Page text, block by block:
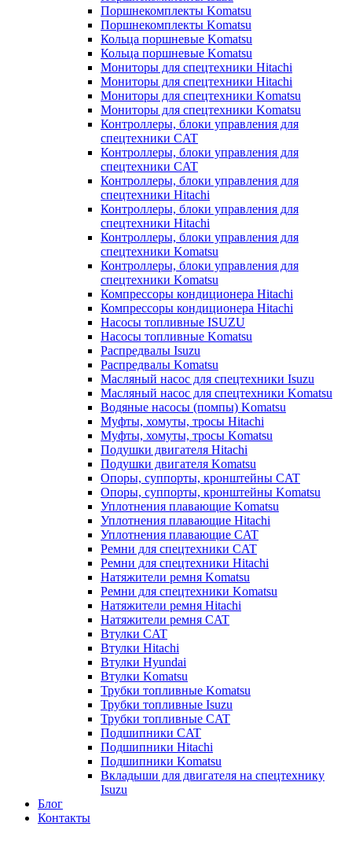
Поршнекомплекты Komatsu
Поршнекомплекты Komatsu
Кольца поршневые Komatsu
Кольца поршневые Komatsu
Мониторы для спецтехники Hitachi
Мониторы для спецтехники Hitachi
Мониторы для спецтехники Komatsu
Мониторы для спецтехники Komatsu
Контроллеры, блоки управления для
спецтехники CAT
Контроллеры, блоки управления для
спецтехники CAT
Контроллеры, блоки управления для
спецтехники Hitachi
Контроллеры, блоки управления для
спецтехники Hitachi
Контроллеры, блоки управления для
спецтехники Komatsu
Контроллеры, блоки управления для
спецтехники Komatsu
Компрессоры кондиционера Hitachi
Компрессоры кондиционера Hitachi
Насосы топливные ISUZU
Насосы топливные Komatsu
Распредвалы Isuzu
Распредвалы Komatsu
Масляный насос для спецтехники Isuzu
Масляный насос для спецтехники Komatsu
Водяные насосы (помпы) Komatsu
Муфты, хомуты, тросы Hitachi
Муфты, хомуты, тросы Komatsu
Подушки двигателя Hitachi
Подушки двигателя Komatsu
Опоры, суппорты, кронштейны CAT
Опоры, суппорты, кронштейны Komatsu
Уплотнения плавающие Komatsu
Уплотнения плавающие Hitachi
Уплотнения плавающие CAT
Ремни для спецтехники CAT
Ремни для спецтехники Hitachi
Натяжители ремня Komatsu
Ремни для спецтехники Komatsu
Натяжители ремня Hitachi
Натяжители ремня CAT
Втулки CAT
Втулки Hitachi
Втулки Hyundai
Втулки Komatsu
Трубки топливные Komatsu
Трубки топливные Isuzu
Трубки топливные CAT
Подшипники CAT
Подшипники Hitachi
Подшипники Komatsu
Вкладыши для двигателя на спецтехнику
Isuzu
Блог
Контакты